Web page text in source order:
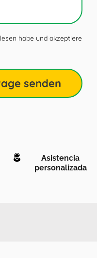
habe und akzeptiere
senden
Asistencia
personalizada